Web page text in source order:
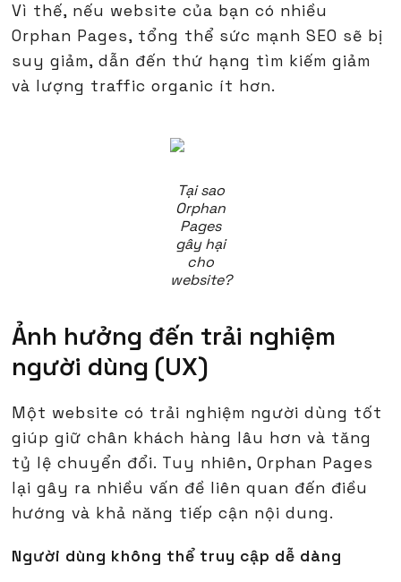
Vì thế, nếu website của bạn có nhiều
Orphan Pages, tổng thể sức mạnh SEO sẽ bị
suy giảm, dẫn đến thứ hạng tìm kiếm giảm
và lượng traffic organic ít hơn.
Tại sao
Orphan
Pages
gây hại
cho
website?
Ảnh hưởng đến trải nghiệm
người dùng (UX)
Một website có trải nghiệm người dùng tốt
giúp giữ chân khách hàng lâu hơn và tăng
tỷ lệ chuyển đổi. Tuy nhiên, Orphan Pages
lại gây ra nhiều vấn đề liên quan đến điều
hướng và khả năng tiếp cận nội dung.
Người dùng không thể truy cập dễ dàng